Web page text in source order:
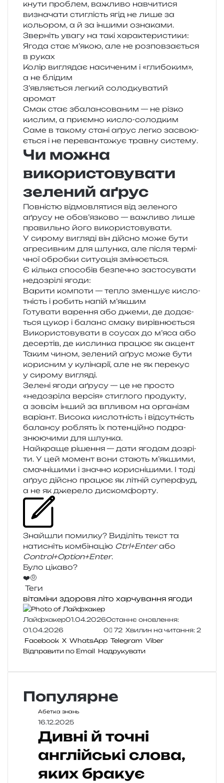
кну­ти про­блем, важли­во навчи­ти­ся
визна­ча­ти сти­глість ягід не лише за
кольо­ром, а й за інши­ми ознаками.
Зверніть увагу на такі характеристики:
Ягода стає м’якою, але не роз­пов­за­є­ться
в руках
Колір вигля­дає наси­че­ним і «гли­бо­ким»,
а не блідим
З’являється лег­кий солод­ку­ва­тий
аромат
Смак стає зба­лан­со­ва­ним — не різко
кислим, а при­єм­но кисло-солодким
Саме в тако­му стані аґрус легко засво­ю­
є­ться і не пере­ван­та­жує трав­ну систему.
Чи можна
використовувати
зелений аґрус
Повністю від­мов­ля­ти­ся від зеле­но­го
аґру­су не обов’язково — важли­во лише
пра­виль­но його вико­ри­сто­ву­ва­ти.
У сиро­му вигля­ді він дій­сно може бути
агре­сив­ним для шлун­ка, але після тер­мі­
чної оброб­ки ситу­а­ція змінюється.
Є кіль­ка спосо­бів без­пе­чно засто­су­ва­ти
недо­зрі­лі ягоди:
Варити ком­по­ти — тепло змен­шує кисло­
тність і робить напій м’якшим
Готувати варе­н­ня або джеми, де дода­є­
ться цукор і баланс смаку вирівнюється
Використовувати в соусах до м’яса або
десер­тів, де кислин­ка пра­цює як акцент
Таким чином, зеле­ний аґрус може бути
кори­сним у кулі­на­рії, але не як пере­кус
у сиро­му вигляді.
Зелені ягоди аґру­су — це не про­сто
«недо­зрі­ла вер­сія» сти­гло­го про­ду­кту,
а зов­сім інший за впли­вом на орга­нізм
варі­ант. Висока кисло­тність і від­су­тність
балан­су роблять їх потен­цій­но подра­
зню­ю­чи­ми для шлунка.
Найкраще ріше­н­ня — дати яго­дам дозрі­
ти. У цей момент вони ста­ють м’якшими,
сма­чні­ши­ми і зна­чно кори­сні­ши­ми. І тоді
аґрус дій­сно пра­цює як літній супер­фуд,
а не як дже­ре­ло дискомфорту.
Знайшли помил­ку? Виділіть текст та
нати­сніть ком­бі­на­цію Ctrl+Enterабо
Control+Option+Enter.
Було цікаво?
❤️🤨
Теги
вітаміни здоровя літо харчування ягоди
Лайфхакер01.04.2026Останнє оновлення:
01.04.2026
0 72 Хвилин на читання: 2
Facebook X WhatsApp Telegram Viber
Відправити по Email Надрукувати
Популярне
Абетка знань
16.12.2025
Дивні й точні
англійські слова,
яких бракує